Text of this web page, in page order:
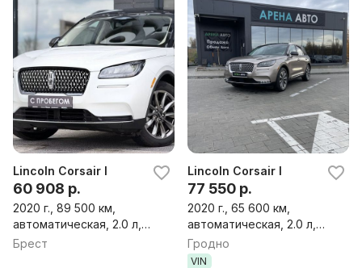
Lincoln Corsair I
60 908 р.
2020 г., 89 500 км,
автоматическая, 2.0 л,
бензин, внедорожник
Брест
Lincoln Corsair I
77 550 р.
2020 г., 65 600 км,
автоматическая, 2.0 л,
бензин, внедорожник
Гродно
VIN